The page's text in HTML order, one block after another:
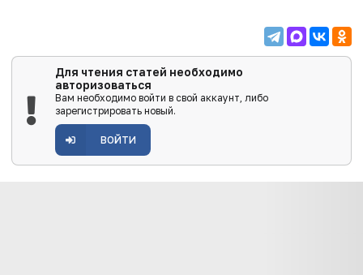
Для чтения статей необходимо
авторизоваться
Вам необходимо войти в свой аккаунт, либо
зарегистрировать новый.
ВОЙТИ